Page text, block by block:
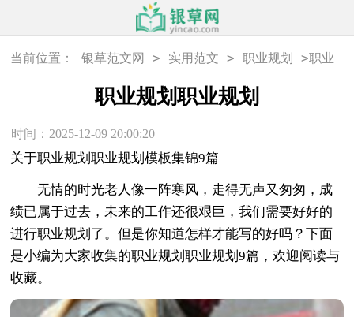
当前位置： 银草范文网 > 实用范文 > 职业规划 >职业
职业规划职业规划
时间：2025-12-09 20:00:20
关于职业规划职业规划模板集锦9篇
无情的时光老人像一阵寒风，走得无声又匆匆，成
绩已属于过去，未来的工作还很艰巨，我们需要好好的
进行职业规划了。但是你知道怎样才能写的好吗？下面
是小编为大家收集的职业规划职业规划9篇，欢迎阅读与
收藏。